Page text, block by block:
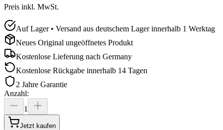
Preis inkl. MwSt.
Auf Lager • Versand aus deutschem Lager innerhalb 1 Werktag
Neues Original ungeöffnetes Produkt
Kostenlose Lieferung nach Germany
Kostenlose Rückgabe innerhalb 14 Tagen
2 Jahre Garantie
Anzahl:
1
Jetzt kaufen